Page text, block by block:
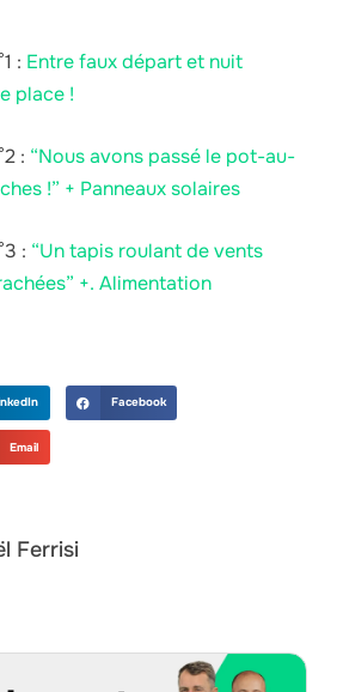
: Entre faux départ et nuit
place !
: “Nous avons passé le pot-au-
!” + Panneaux solaires
: “Un tapis roulant de vents
+. Alimentation
Facebook
Email
Ferrisi